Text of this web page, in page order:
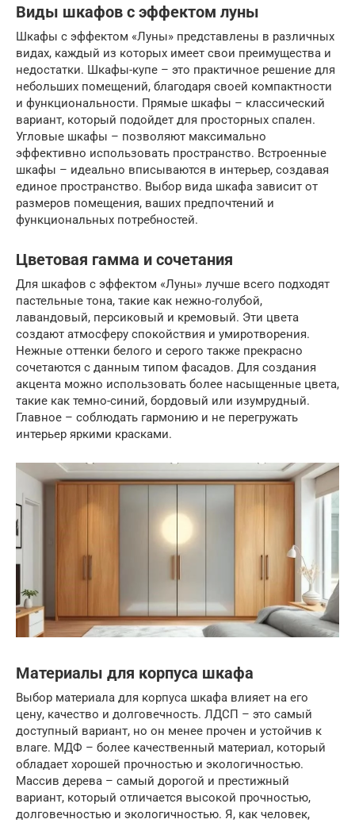
Виды шкафов с эффектом луны
Шкафы с эффектом «Луны» представлены в различных
видах, каждый из которых имеет свои преимущества и
недостатки. Шкафы-купе – это практичное решение для
небольших помещений, благодаря своей компактности
и функциональности. Прямые шкафы – классический
вариант, который подойдет для просторных спален.
Угловые шкафы – позволяют максимально
эффективно использовать пространство. Встроенные
шкафы – идеально вписываются в интерьер, создавая
единое пространство. Выбор вида шкафа зависит от
размеров помещения, ваших предпочтений и
функциональных потребностей.
Цветовая гамма и сочетания
Для шкафов с эффектом «Луны» лучше всего подходят
пастельные тона, такие как нежно-голубой,
лавандовый, персиковый и кремовый. Эти цвета
создают атмосферу спокойствия и умиротворения.
Нежные оттенки белого и серого также прекрасно
сочетаются с данным типом фасадов. Для создания
акцента можно использовать более насыщенные цвета,
такие как темно-синий, бордовый или изумрудный.
Главное – соблюдать гармонию и не перегружать
интерьер яркими красками.
Материалы для корпуса шкафа
Выбор материала для корпуса шкафа влияет на его
цену, качество и долговечность. ЛДСП – это самый
доступный вариант, но он менее прочен и устойчив к
влаге. МДФ – более качественный материал, который
обладает хорошей прочностью и экологичностью.
Массив дерева – самый дорогой и престижный
вариант, который отличается высокой прочностью,
долговечностью и экологичностью. Я, как человек,